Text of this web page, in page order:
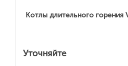
Котлы длительного горения
Уточняйте